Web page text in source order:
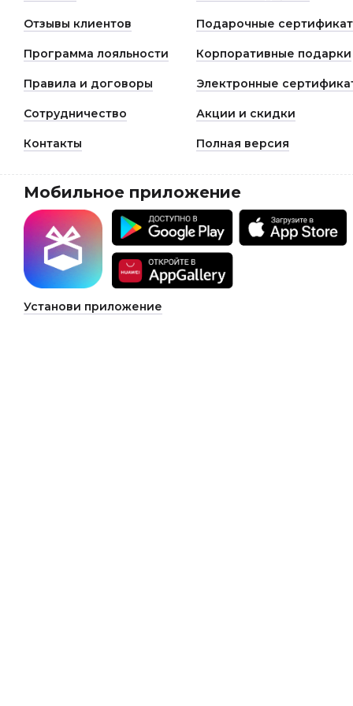
Отзывы клиентов Подарочные
Программа лояльности Корпоративные подарки
Правила и договоры Электронные
Сотрудничество Акции и скидки
Контакты Полная версия
Мобильное приложение
Установи приложение